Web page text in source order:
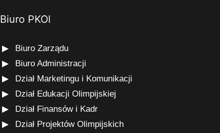
Biuro PKOl
Biuro Zarządu
Biuro Administracji
Dział Marketingu i Komunikacji
Dział Edukacji Olimpijskiej
Dział Finansów i Kadr
Dział Projektów Olimpijskich